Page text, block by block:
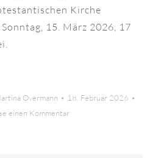
Kirche
15. März 2026, 17
Overmann
18. Februar 2026
einen Kommentar